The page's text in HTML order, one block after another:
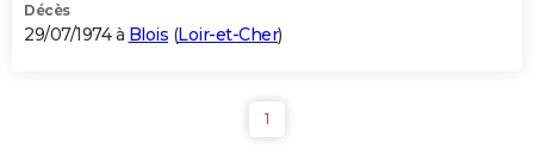
Décès
29/07/1974 à Blois (Loir-et-Cher)
1